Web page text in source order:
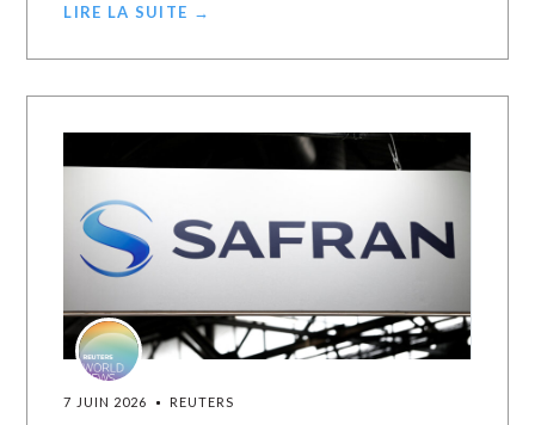
LIRE LA SUITE →
7 JUIN 2026 REUTERS